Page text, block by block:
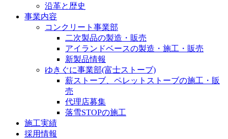
沿革と歴史
事業内容
コンクリート事業部
二次製品の製造・販売
アイランドベースの製造・施工・販売
新製品情報
ゆきぐに事業部(富士ストーブ)
薪ストーブ、ペレットストーブの施工・販
売
代理店募集
落雪STOPの施工
施工実績
採用情報